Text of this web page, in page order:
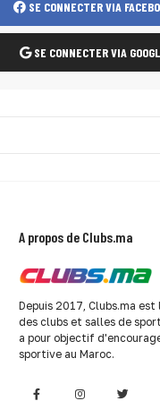
SE CONNECTER VIA
SE CONNECTER VIA
A propos de Clubs.ma
Depuis 2017, Clubs.ma
des clubs et salles de
a pour objectif
sportive au Maroc.